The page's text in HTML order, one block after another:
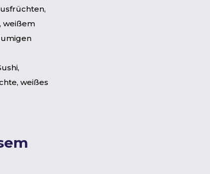
weißem
weißes